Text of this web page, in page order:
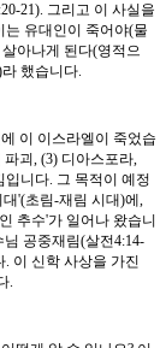
21). 그리고 이 사실을
는 유대인이 죽어야(물
아나게 된다(영적으
했습니다.
이 이스라엘이 죽었습
괴, (3) 디아스포라,
니다. 그 목적이 예정
'(초림-재림 시대)에,
추수'가 일어나 왔습니
공중재림(살전4:14-
이 신학 사상을 가진
.